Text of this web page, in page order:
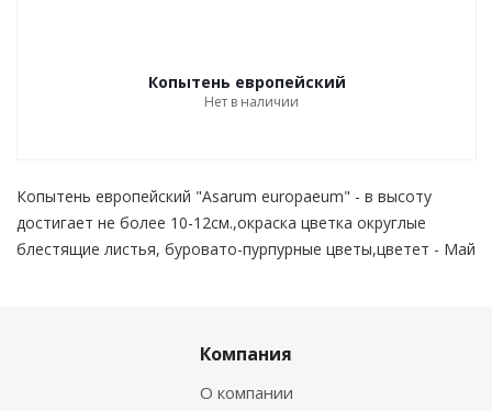
Копытень европейский
Нет в наличии
Копытень европейский "Asarum europaeum" - в высоту
достигает не более 10-12см.,окраска цветка округлые
блестящие листья, буровато-пурпурные цветы,цветет - Май
Компания
О компании